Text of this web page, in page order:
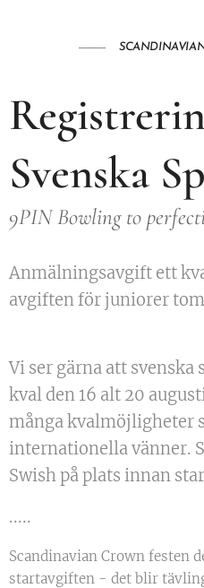
Svenska
9PIN Bowling to
Anmälningsavgift ett
avgiften för juniorer
Vi ser gärna att svenska
kval den 16 alt 20
många kvalmöjligheter
internationella vänner.
Swish på plats innan
.....
Scandinavian Crown festen
startavgiften - det blir